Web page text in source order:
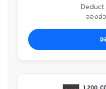
Deduct
จองล่
จ